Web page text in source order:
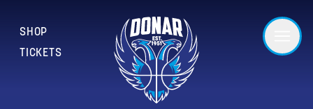
SHOP
TICKETS